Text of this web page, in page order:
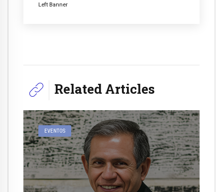
Left Banner
Related Articles
EVENTOS